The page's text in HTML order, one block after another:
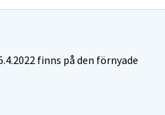
finns på den förnyade